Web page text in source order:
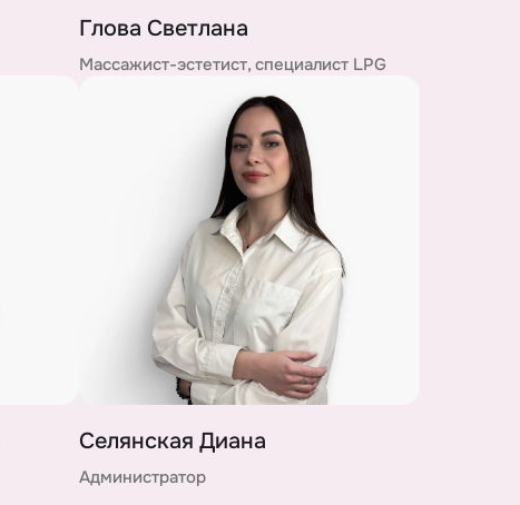
Глова Светлана
Массажист-эстетист, специалист LPG
Селянская Диана
Администратор